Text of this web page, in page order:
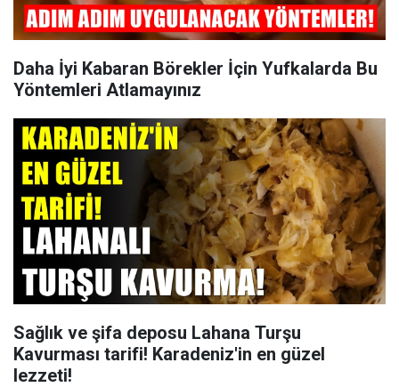
Daha İyi Kabaran Börekler İçin Yufkalarda Bu
Yöntemleri Atlamayınız
Sağlık ve şifa deposu Lahana Turşu
Kavurması tarifi! Karadeniz'in en güzel
lezzeti!